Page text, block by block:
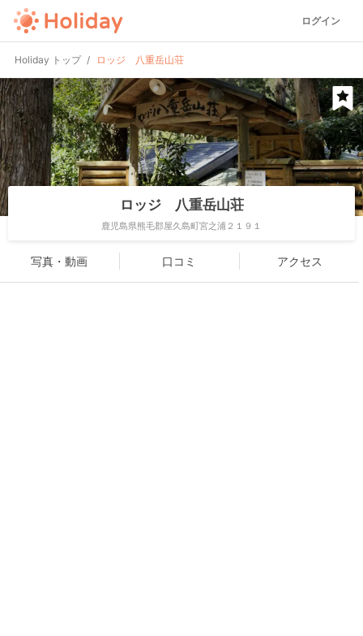
ログイン
Holiday トップ ロッジ 八重岳山荘
ロッジ 八重岳山荘
鹿児島県熊毛郡屋久島町宮之浦２１９１
写真・動画 口コミ アクセス